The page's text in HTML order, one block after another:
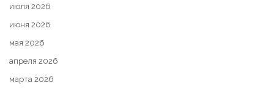
июля 2026
июня 2026
мая 2026
апреля 2026
марта 2026